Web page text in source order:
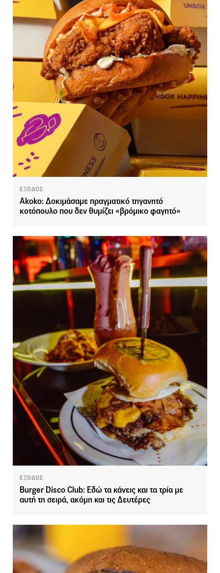
ΕΞΟΔΟΣ
Akoko: Δοκιμάσαμε πραγματικό τηγανητό
κοτόπουλο που δεν θυμίζει «βρόμικο φαγητό»
ΕΞΟΔΟΣ
Burger Disco Club: Εδώ τα κάνεις και τα τρία με
αυτή τη σειρά, ακόμη και τις Δευτέρες